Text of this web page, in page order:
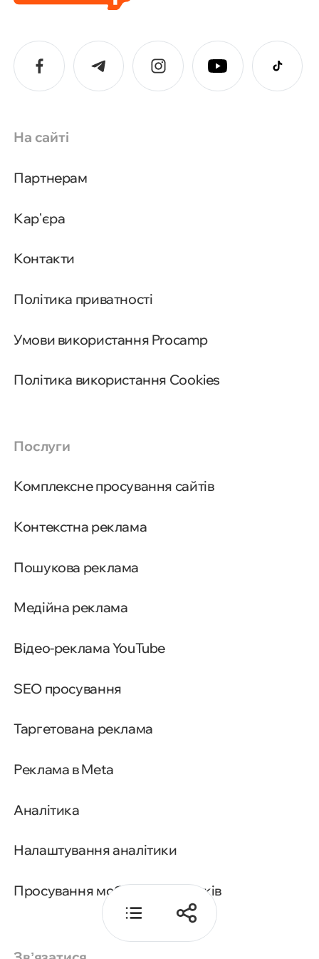
Facebook реклами
Як створити ефективний
креативів для Facebook
креативів у Facebook Ads
FAQs: відповіді на
На сайті
Партнерам
Карʼєра
Контакти
Політика приватності
Умови використання Procamp
Політика використання Cookies
Послуги
Комплексне просування сайтів
Контекстна реклама
Пошукова реклама
Медійна реклама
Відео-реклама YouTube
SEO просування
Таргетована реклама
Реклама в Meta
Аналітика
Налаштування аналітики
Просування мобільних додатків